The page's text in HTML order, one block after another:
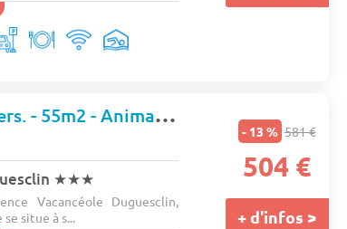
Appartement - TV - 6 pers. - 55m2 - Animaux admis
★★★
Vacancéole Duguesclin,
situe à s...
- 13 % 581 €
504 €
+ d'infos >